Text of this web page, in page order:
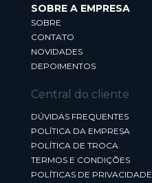
SOBRE A EMPRESA
SOBRE
CONTATO
NOVIDADES
DEPOIMENTOS
Central do cliente
DÚVIDAS FREQUENTES
POLÍTICA DA EMPRESA
POLÍTICA DE TROCA
TERMOS E CONDIÇÕES
POLÍTICAS DE PRIVACIDADE